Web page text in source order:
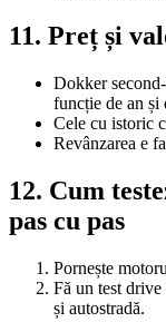
11. Preț și
Dokker
funcție de an și
Cele cu istoric
Revânzarea e
12. Cum
pas cu pas
Pornește
Fă un test
și autostradă.